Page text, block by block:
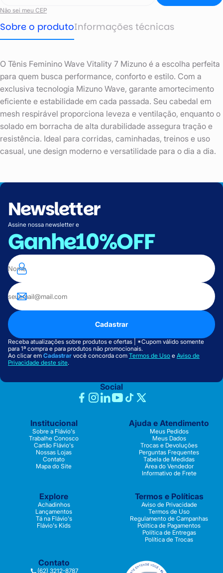
Não sei meu CEP
Sobre o produtoInformações técnicas
O Tênis Feminino Wave Vitality 7 Mizuno é a escolha perfeita
para quem busca performance, conforto e estilo. Com a
exclusiva tecnologia Mizuno Wave, garante amortecimento
eficiente e estabilidade em cada passada. Seu cabedal em
mesh respirável proporciona leveza e ventilação, enquanto o
solado em borracha de alta durabilidade assegura tração e
resistência. Ideal para corridas, caminhadas, treinos e uso
casual, une design moderno e versatilidade para o dia a dia.
Newsletter
Assine nossa newsletter e
Ganhe10%OFF
Cadastrar
Receba atualizações sobre produtos e ofertas | *Cupom válido somente
para 1ª compra e para produtos não promocionais.
Ao clicar em Cadastrar você concorda com Termos de Uso e Aviso de
Privacidade deste site.
Social
Institucional
Sobre a Flávio's
Trabalhe Conosco
Cartão Flávio's
Nossas Lojas
Contato
Mapa do Site
Ajuda e Atendimento
Meus Pedidos
Meus Dados
Trocas e Devoluções
Perguntas Frequentes
Tabela de Medidas
Área do Vendedor
Informativo de Frete
Explore
Achadinhos
Lançamentos
Tá na Flávio's
Flávio's Kids
Termos e Políticas
Aviso de Privacidade
Termos de Uso
Regulamento de Campanhas
Política de Pagamentos
Política de Entregas
Política de Trocas
Contato
(62) 3212-8787